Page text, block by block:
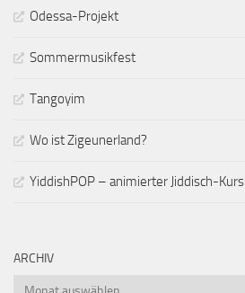
Odessa-Projekt
Sommermusikfest
Tangoyim
Wo ist Zigeunerland?
YiddishPOP – animierter Jiddisch-Kurs
ARCHIV
Archiv